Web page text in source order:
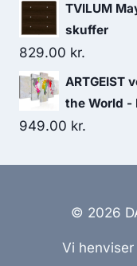
TVILUM
skuffer
829.00 kr.
ARTGEIST
the World -
949.00 kr.
© 2026
Vi